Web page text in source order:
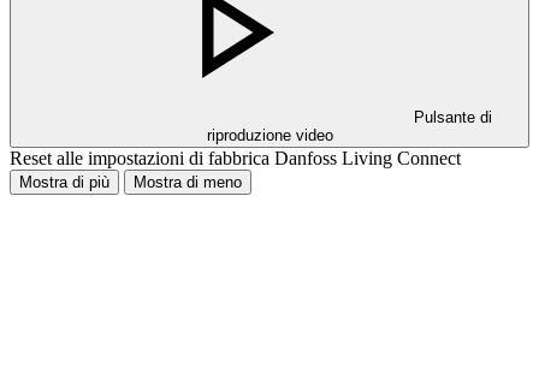
Pulsante di
riproduzione video
Reset alle impostazioni di fabbrica Danfoss Living Connect
Mostra di più Mostra di meno